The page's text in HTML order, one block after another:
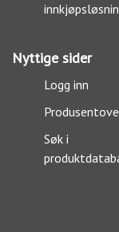
Nyttige sider
Logg inn
Søk i